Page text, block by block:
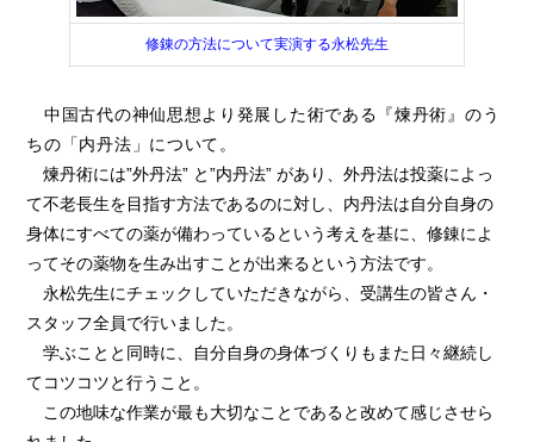
修錬の方法について実演する永松先生
中国古代の神仙思想より発展した術である『煉丹術』のう
ちの「内丹法」について。
煉丹術には”外丹法” と”内丹法” があり、外丹法は投薬によっ
て不老長生を目指す方法であるのに対し、内丹法は自分自身の
身体にすべての薬が備わっているという考えを基に、修錬によ
ってその薬物を生み出すことが出来るという方法です。
永松先生にチェックしていただきながら、受講生の皆さん・
スタッフ全員で行いました。
学ぶことと同時に、自分自身の身体づくりもまた日々継続し
てコツコツと行うこと。
この地味な作業が最も大切なことであると改めて感じさせら